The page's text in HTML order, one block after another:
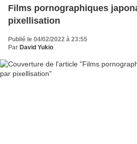
Films pornographiques
pixellisation
Publié le 04/02/2022 à 23:55
Par David Yukio